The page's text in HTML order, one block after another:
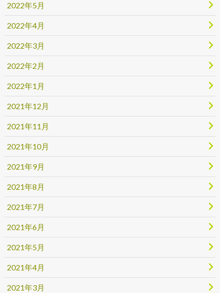
2022年5月
2022年4月
2022年3月
2022年2月
2022年1月
2021年12月
2021年11月
2021年10月
2021年9月
2021年8月
2021年7月
2021年6月
2021年5月
2021年4月
2021年3月